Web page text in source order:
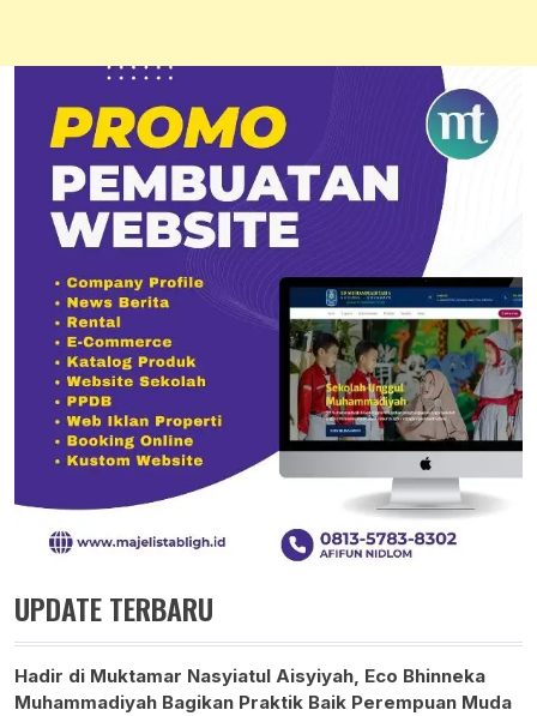
UPDATE TERBARU
Hadir di Muktamar Nasyiatul Aisyiyah, Eco Bhinneka
Muhammadiyah Bagikan Praktik Baik Perempuan Muda